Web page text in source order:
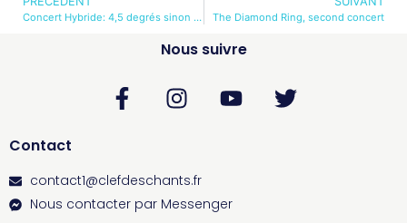
Concert Hybride: 4,5 degrés sinon rien ! The Diamond Ring, second concert
Nous suivre
Contact
contact1@clefdeschants.fr
Nous contacter par Messenger